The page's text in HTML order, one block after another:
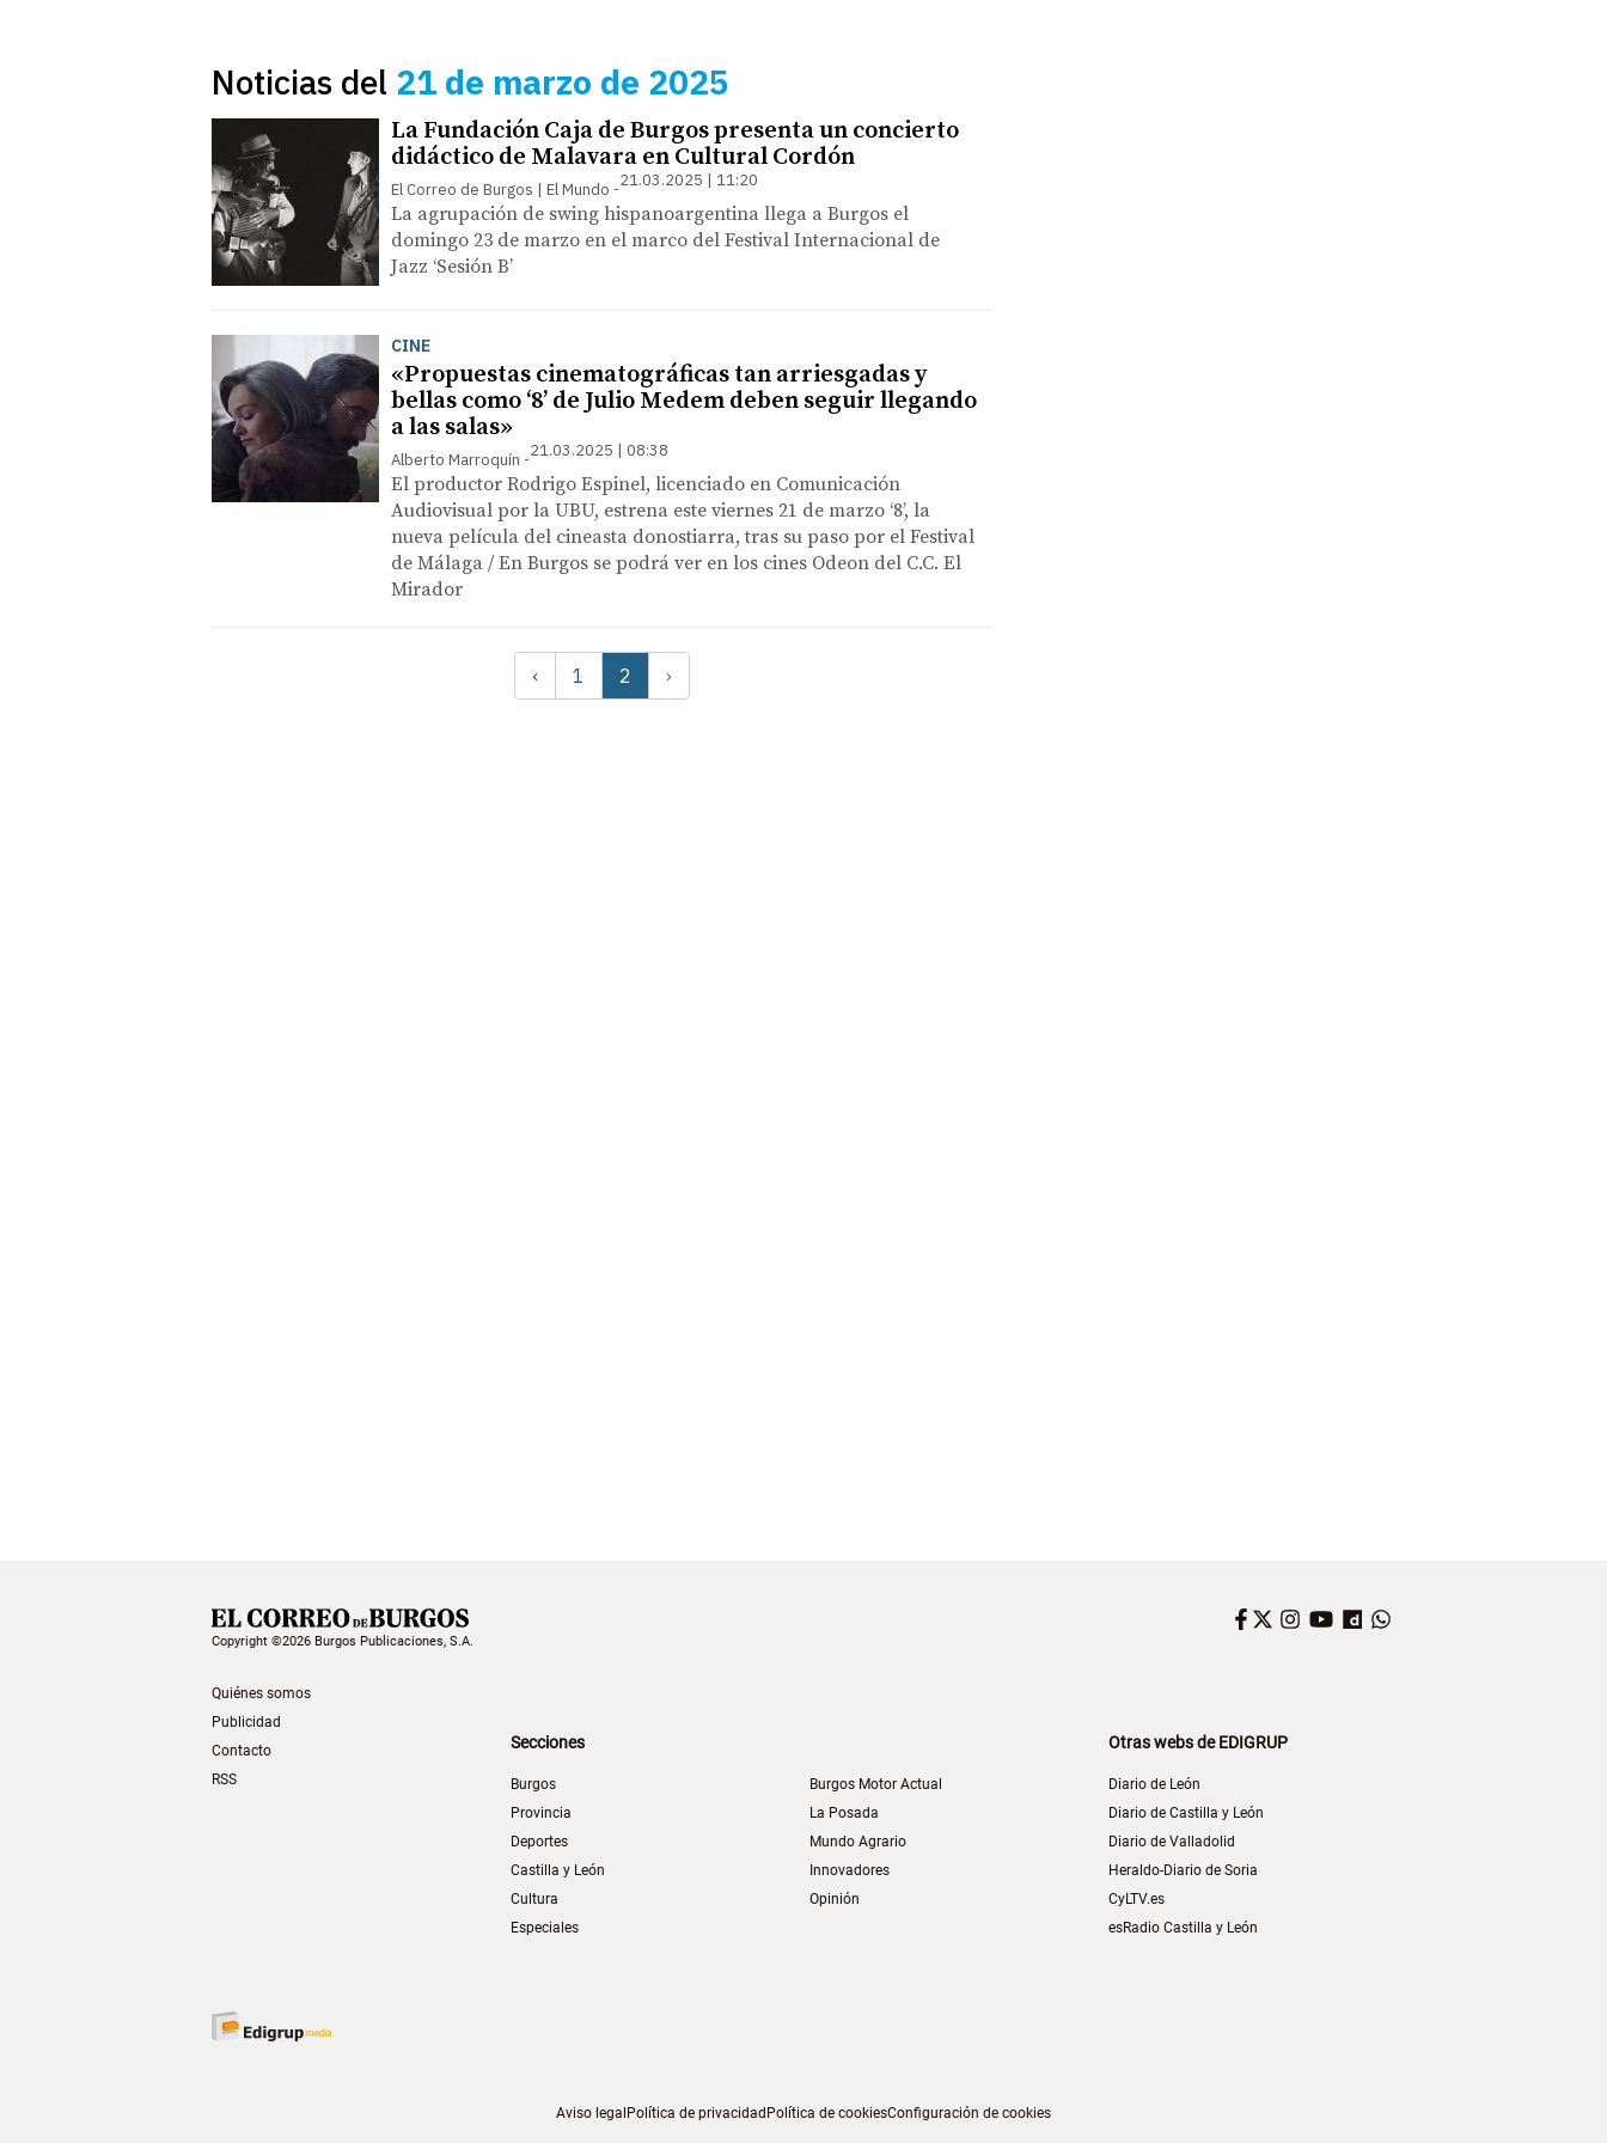
Noticias del 21 de marzo de 2025
La Fundación Caja de Burgos presenta un concierto
didáctico de Malavara en Cultural Cordón
El Correo de Burgos | El Mundo 21.03.2025 | 11:20
La agrupación de swing hispanoargentina llega a Burgos el
domingo 23 de marzo en el marco del Festival Internacional de
Jazz ‘Sesión B’
CINE
«Propuestas cinematográficas tan arriesgadas y
bellas como ‘8’ de Julio Medem deben seguir llegando
a las salas»
Alberto Marroquín 21.03.2025 | 08:38
El productor Rodrigo Espinel, licenciado en Comunicación
Audiovisual por la UBU, estrena este viernes 21 de marzo ‘8’, la
nueva película del cineasta donostiarra, tras su paso por el Festival
de Málaga / En Burgos se podrá ver en los cines Odeon del C.C. El
Mirador
‹ 1 2 ›
Copyright ©2026 Burgos Publicaciones, S.A.
Quiénes somos
Publicidad
Contacto
RSS
Facebook
Twitter
Instagram
YouTube
Dailymotion
Secciones
Burgos
Provincia
Deportes
Castilla y León
Cultura
Especiales
Burgos Motor Actual
La Posada
Mundo Agrario
Innovadores
Opinión
Otras webs de EDIGRUP
Diario de León
Diario de Castilla y León
Diario de Valladolid
Heraldo-Diario de Soria
CyLTV.es
esRadio Castilla y León
Aviso legal Política de privacidad Política de cookiesConfiguración de cookies